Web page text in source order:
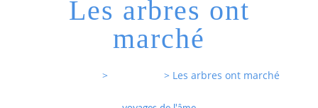
Les arbres ont
marché
> > Les arbres ont marché